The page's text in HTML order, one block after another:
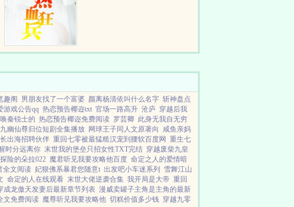
趣阁 男朋友找了一个富婆 颜离杨清依叫什么名字 斩神盘点
游戏公告qq 热恋预告椰迩txt 官场一路高升 沧庐 穿越后我
秦锐士的 热恋预告椰迩免费阅读 罗芸卿 此身无我自无穷
九幽仙尊归位短剧全集播放 网球王子同人文原著向
咸鱼亲妈
出海招聘伙伴 重回七零被最猛糙汉宠到腰软百度网 重生七
时分远离你 末世我的堡垒只招女性TXT完结 穿越废柴九皇
险的朵拉022 魔君听见我要攻略他百度 命定之人的爱情暗
全文阅读 妃狠佛系暴君您随意t 出发吧小车迷系列
雪舞江山
命定的人在线观看 末世大佬逆袭合集 我开局是大帝 重回
成龙傲天发妻后最新章节列表 漫威卖罐子主角是主角的最新
文免费阅读 魔尊听见我要攻略他 切糕价值多少钱 穿越九零